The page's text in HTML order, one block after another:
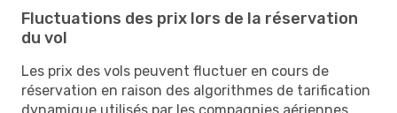
Fluctuations des prix lors de la réservation
du vol
Les prix des vols peuvent fluctuer en cours de
réservation en raison des algorithmes de tarification